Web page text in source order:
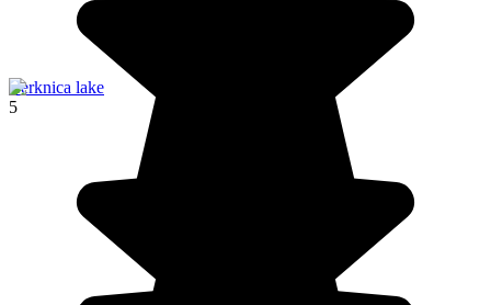
Cerknica lake
5